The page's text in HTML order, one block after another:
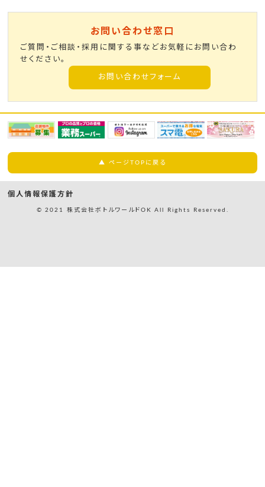
お問い合わせ窓口
ご質問・ご相談・採用に関する事などお気軽にお問い合わ
せください。
お問い合わせフォーム
▲ ページTOPに戻る
個人情報保護方針
© 2021 株式会社ボトルワールドOK All Rights Reserved.